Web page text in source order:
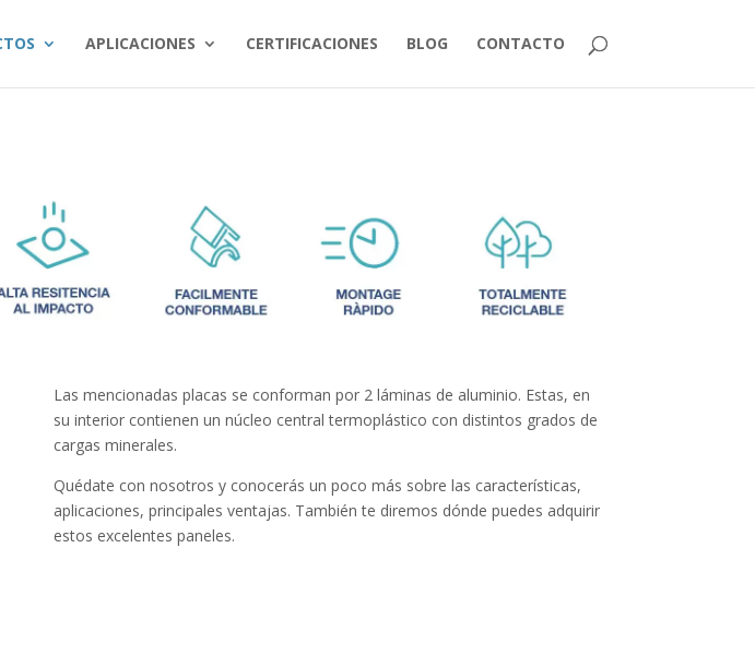
APLICACIONES CERTIFICACIONES BLOG CONTACTO
Las mencionadas placas se conforman por 2 láminas de aluminio. Estas, en
su interior contienen un núcleo central termoplástico con distintos grados de
cargas minerales.
Quédate con nosotros y conocerás un poco más sobre las características,
aplicaciones, principales ventajas. También te diremos dónde puedes adquirir
estos excelentes paneles.